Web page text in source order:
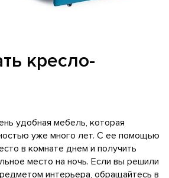
кресло-
удобная мебель, которая
уже много лет. С ее помощью
в комнате днем и получить
место на ночь. Если вы решили
интерьера, обращайтесь в